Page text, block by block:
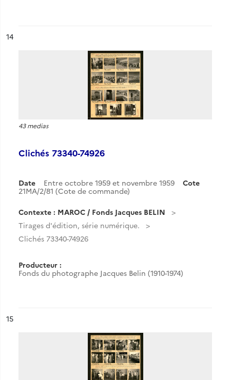
n°
14
43 medias
Clichés 73340-74926
Date Entre octobre 1959 et novembre 1959
Cote
21MA/2/81 (Cote de commande)
Contexte : MAROC / Fonds Jacques BELIN
Tirages d'édition, série numérique.
Clichés 73340-74926
Producteur :
Fonds du photographe Jacques Belin (1910-1974)
n°
15